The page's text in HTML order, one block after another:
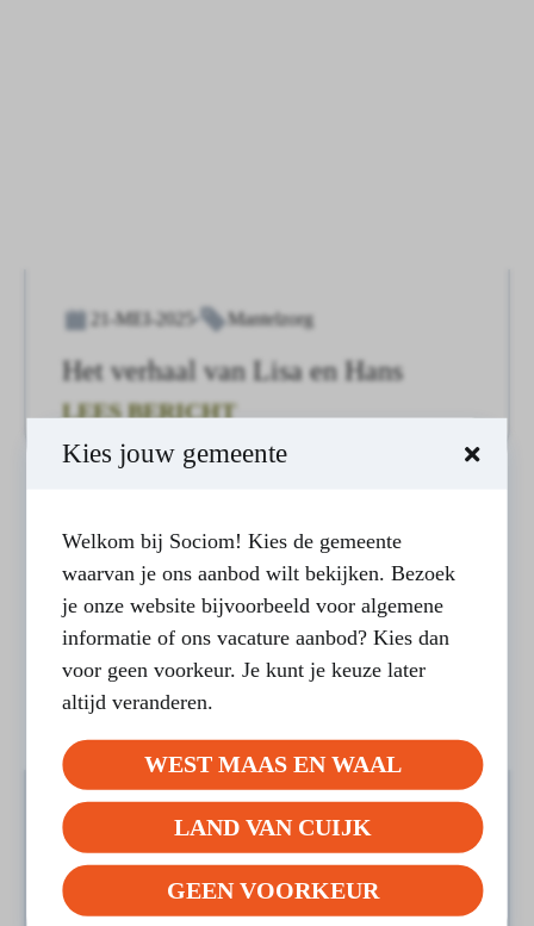
21-MEI-2025 Mantelzorg
Het verhaal van Lisa en Hans
LEES BERICHT
21-MEI-2025 Vrijwillige inzet
Het verhaal van Lisa en Hans
LEES BERICHT
Kies jouw gemeente
Welkom bij Sociom! Kies de gemeente
waarvan je ons aanbod wilt bekijken. Bezoek
je onze website bijvoorbeeld voor algemene
informatie of ons vacature aanbod? Kies dan
voor geen voorkeur. Je kunt je keuze later
altijd veranderen.
WEST MAAS EN WAAL
LAND VAN CUIJK
GEEN VOORKEUR